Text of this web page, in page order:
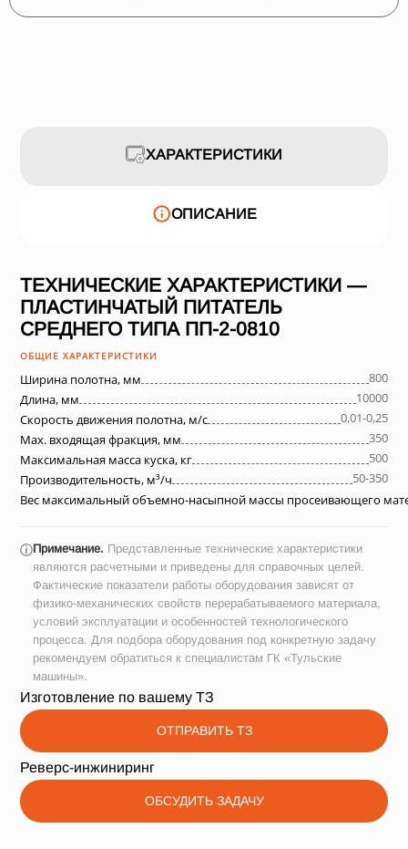
ХАРАКТЕРИСТИКИ
ОПИСАНИЕ
ТЕХНИЧЕСКИЕ ХАРАКТЕРИСТИКИ —
ПЛАСТИНЧАТЫЙ ПИТАТЕЛЬ
СРЕДНЕГО ТИПА ПП-2-0810
ОБЩИЕ ХАРАКТЕРИСТИКИ
Ширина полотна, мм
800
Длина, мм
10000
Скорость движения полотна, м/с
0,01-0,25
Max. входящая фракция, мм
350
Максимальная масса куска, кг
500
Производительность, м³/ч
50-350
Вес максимальный объемно-насыпной массы просеивающего
ⓘПримечание. Представленные технические характеристики
являются расчетными и приведены для справочных целей.
Фактические показатели работы оборудования зависят от
физико-механических свойств перерабатываемого материала,
условий эксплуатации и особенностей технологического
процесса. Для подбора оборудования под конкретную задачу
рекомендуем обратиться к специалистам ГК «Тульские
машины».
Изготовление по вашему ТЗ
ОТПРАВИТЬ ТЗ
Реверс-инжиниринг
ОБСУДИТЬ ЗАДАЧУ